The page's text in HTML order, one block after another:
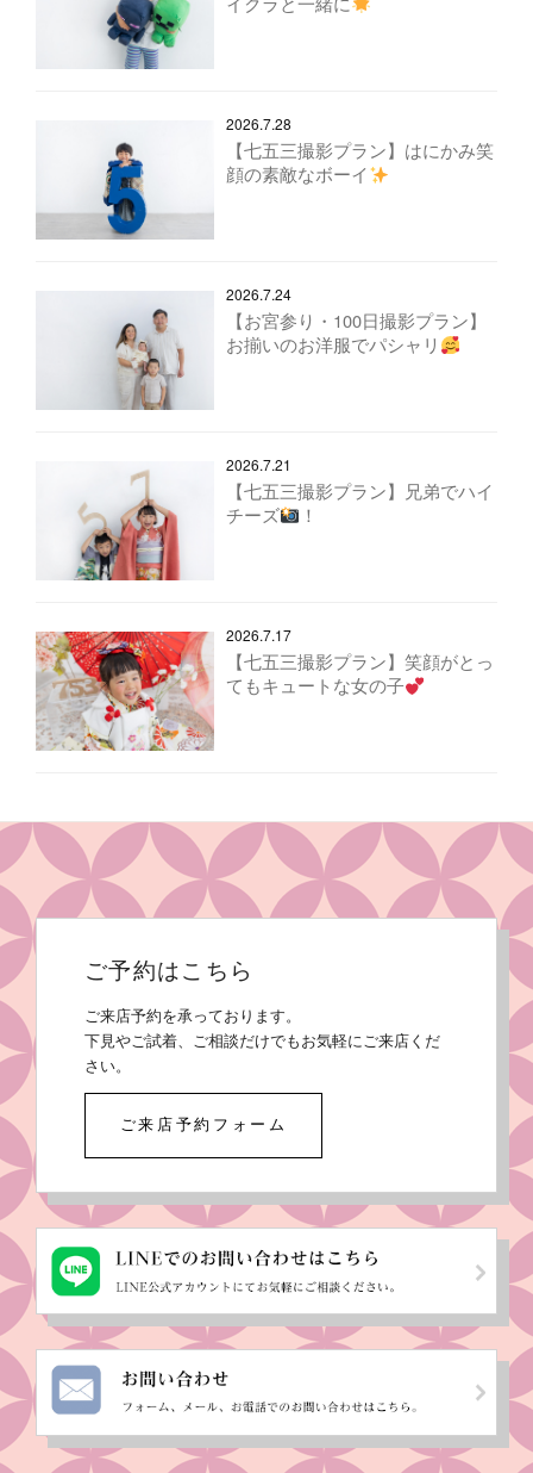
2026.7.28
【七五三撮影プラン】はにかみ笑
顔の素敵なボーイ
2026.7.24
【お宮参り・100日撮影プラン】
お揃いのお洋服でパシャリ
2026.7.21
【七五三撮影プラン】兄弟でハイ
チーズ
！
2026.7.17
【七五三撮影プラン】笑顔がとっ
てもキュートな女の子
ご予約はこちら
ご来店予約を承っております。
下見やご試着、ご相談だけでもお気軽にご来店くだ
さい。
ご来店予約フォーム